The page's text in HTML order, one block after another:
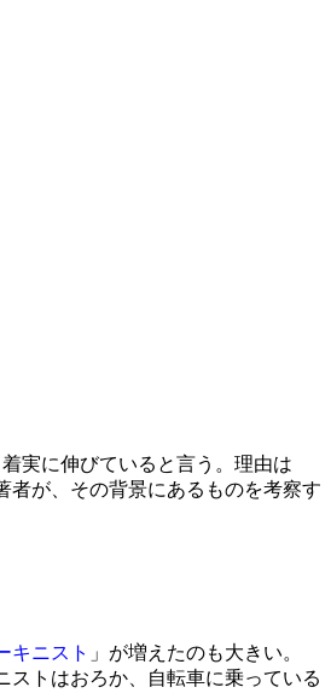
実に伸びていると言う。理由は
が、その背景にあるものを考察す
キニスト 」が増えたのも大きい。
トはおろか、自転車に乗っている